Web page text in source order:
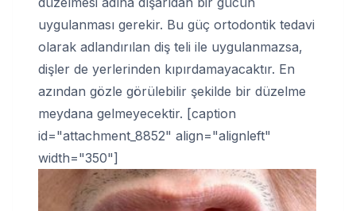
uygulanması gerekir. Bu güç ortodontik tedavi
olarak adlandırılan diş teli ile uygulanmazsa,
dişler de yerlerinden kıpırdamayacaktır. En
azından gözle görülebilir şekilde bir düzelme
meydana gelmeyecektir. [caption
id="attachment_8852" align="alignleft"
width="350"]